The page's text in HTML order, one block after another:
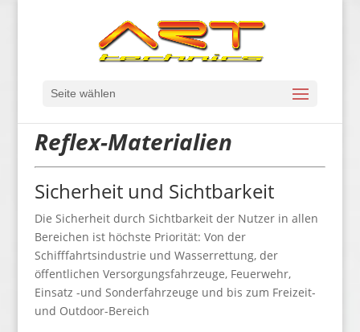
Seite wählen
Reflex-Materialien
Sicherheit und Sichtbarkeit
Die Sicherheit durch Sichtbarkeit der Nutzer in allen
Bereichen ist höchste Priorität: Von der
Schifffahrtsindustrie und Wasserrettung, der
öffentlichen Versorgungsfahrzeuge, Feuerwehr,
Einsatz -und Sonderfahrzeuge und bis zum Freizeit-
und Outdoor-Bereich